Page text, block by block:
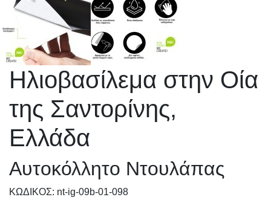
Ηλιοβασίλεμα στην Οία
της Σαντορίνης,
Ελλάδα
Αυτοκόλλητο Ντουλάπας
KΩΔΙΚΟΣ: nt-ig-09b-01-098